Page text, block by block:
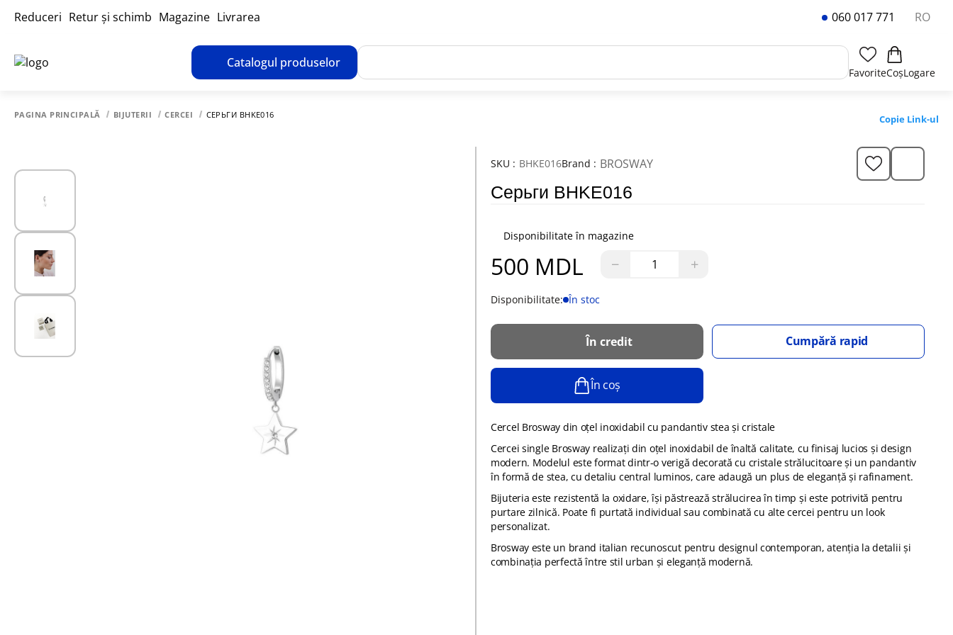
Reduceri Retur și schimb Magazine Livrarea 060 017 771 RO
Catalogul produselor
FavoriteCoșLogare
PAGINA PRINCIPALĂ BIJUTERII CERCEI СЕРЬГИ BHKE016 Copie Link-ul
SKU : BHKE016Brand : BROSWAY
Серьги BHKE016
Disponibilitate în magazine
500 MDL − +
Disponibilitate: În stoc
În credit Cumpără rapid
În coș
Cercel Brosway din oțel inoxidabil cu pandantiv stea și cristale
Cercei single Brosway realizați din oțel inoxidabil de înaltă calitate, cu finisaj lucios și design
modern. Modelul este format dintr-o verigă decorată cu cristale strălucitoare și un pandantiv
în formă de stea, cu detaliu central luminos, care adaugă un plus de eleganță și rafinament.
Bijuteria este rezistentă la oxidare, își păstrează strălucirea în timp și este potrivită pentru
purtare zilnică. Poate fi purtată individual sau combinată cu alte cercei pentru un look
personalizat.
Brosway este un brand italian recunoscut pentru designul contemporan, atenția la detalii și
combinația perfectă între stil urban și eleganță modernă.